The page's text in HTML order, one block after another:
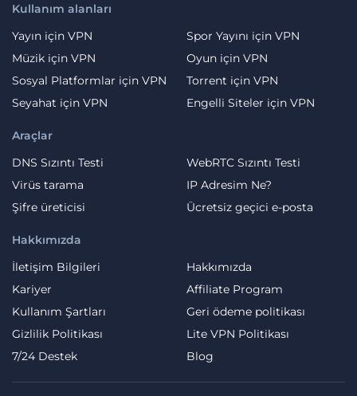
Kullanım alanları
Yayın için VPN
Spor Yayını için VPN
Müzik için VPN
Oyun için VPN
Sosyal Platformlar için VPN
Torrent için VPN
Seyahat için VPN
Engelli Siteler için VPN
Hakkımızda
İletişim Bilgileri
Hakkımızda
Kariyer
Affiliate Program
Kullanım Şartları
Geri ödeme politikası
Gizlilik Politikası
Lite VPN Politikası
7/24 Destek
Blog
Araçlar
DNS Sızıntı Testi
WebRTC Sızıntı Testi
Virüs tarama
IP Adresim Ne?
Şifre üreticisi
Ücretsiz geçici e-posta